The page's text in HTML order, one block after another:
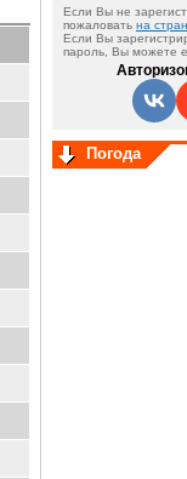
Если Вы не
пожаловать на
Если Вы
пароль, Вы можете
Погода